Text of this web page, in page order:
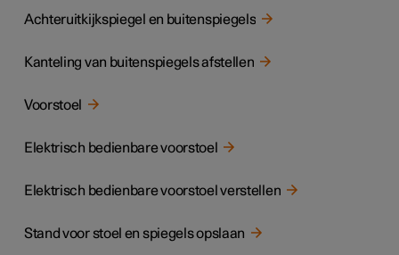
Achteruitkijkspiegel en buitenspiegels
Kanteling van buitenspiegels afstellen
Voorstoel
Elektrisch bedienbare voorstoel
Elektrisch bedienbare voorstoel verstellen
Stand voor stoel en spiegels opslaan